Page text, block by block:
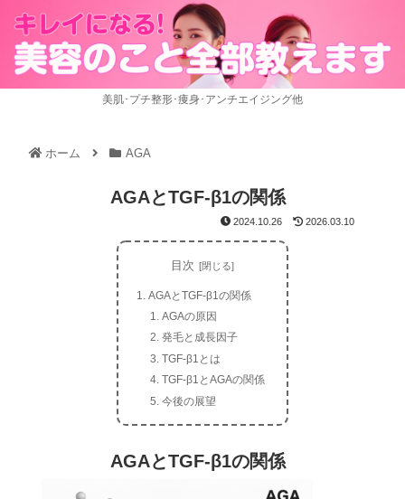
美肌･プチ整形･痩身･アンチエイジング他
ホーム AGA
AGAとTGF-β1の関係
2024.10.26 2026.03.10
目次
AGAとTGF-β1の関係
AGAの原因
発毛と成長因子
TGF-β1とは
TGF-β1とAGAの関係
今後の展望
AGAとTGF-β1の関係